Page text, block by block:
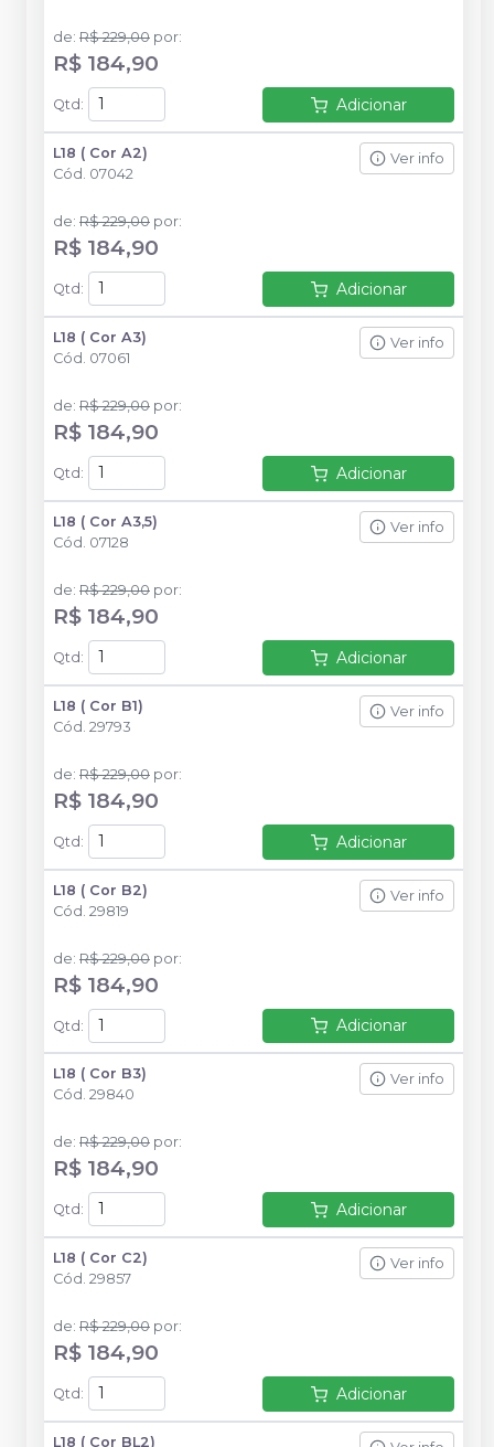
de: R$ 229,00 por:
R$ 184,90
Qtd : Adicionar
L18 ( Cor A2)
Cód. 07042
Ver info
de: R$ 229,00 por:
R$ 184,90
Qtd : Adicionar
L18 ( Cor A3)
Cód. 07061
Ver info
de: R$ 229,00 por:
R$ 184,90
Qtd : Adicionar
L18 ( Cor A3,5)
Cód. 07128
Ver info
de: R$ 229,00 por:
R$ 184,90
Qtd : Adicionar
L18 ( Cor B1)
Cód. 29793
Ver info
de: R$ 229,00 por:
R$ 184,90
Qtd: Adicionar
L18 ( Cor B2)
Cód. 29819
Ver info
de: R$ 229,00 por:
R$ 184,90
Qtd: Adicionar
L18 ( Cor B3)
Cód. 29840
Ver info
de: R$ 229,00 por:
R$ 184,90
Qtd : Adicionar
L18 ( Cor C2)
Cód. 29857
Ver info
de: R$ 229,00 por:
R$ 184,90
Qtd : Adicionar
L18 ( Cor BL2)